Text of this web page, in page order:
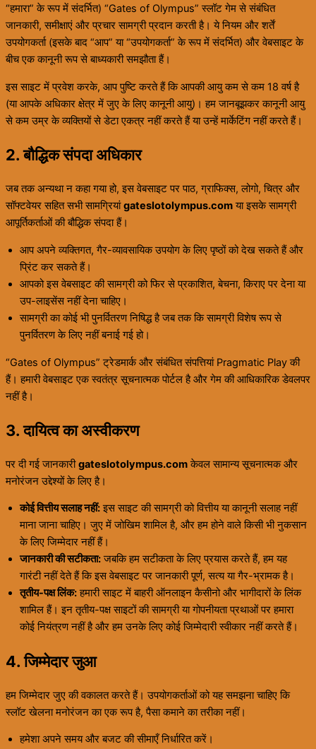
“हमारा” के रूप में संदर्भित) “Gates of Olympus” स्लॉट गेम से संबंधित
जानकारी, समीक्षाएं और प्रचार सामग्री प्रदान करती है। ये नियम और शर्तें
उपयोगकर्ता (इसके बाद “आप” या “उपयोगकर्ता” के रूप में संदर्भित) और वेबसाइट के
बीच एक कानूनी रूप से बाध्यकारी समझौता हैं।
इस साइट में प्रवेश करके, आप पुष्टि करते हैं कि आपकी आयु कम से कम 18 वर्ष है
(या आपके अधिकार क्षेत्र में जुए के लिए कानूनी आयु)। हम जानबूझकर कानूनी आयु
से कम उम्र के व्यक्तियों से डेटा एकत्र नहीं करते हैं या उन्हें मार्केटिंग नहीं करते हैं।
2. बौद्धिक संपदा अधिकार
जब तक अन्यथा न कहा गया हो, इस वेबसाइट पर पाठ, ग्राफिक्स, लोगो, चित्र और
सॉफ्टवेयर सहित सभी सामग्रियांgateslotolympus.comया इसके सामग्री
आपूर्तिकर्ताओं की बौद्धिक संपदा हैं।
आप अपने व्यक्तिगत, गैर-व्यावसायिक उपयोग के लिए पृष्ठों को देख सकते हैं और
प्रिंट कर सकते हैं।
आपको इस वेबसाइट की सामग्री को फिर से प्रकाशित, बेचना, किराए पर देना या
उप-लाइसेंस नहीं देना चाहिए।
सामग्री का कोई भी पुनर्वितरण निषिद्ध है जब तक कि सामग्री विशेष रूप से
पुनर्वितरण के लिए नहीं बनाई गई हो।
“Gates of Olympus” ट्रेडमार्क और संबंधित संपत्तियां Pragmatic Play की
हैं। हमारी वेबसाइट एक स्वतंत्र सूचनात्मक पोर्टल है और गेम की आधिकारिक डेवलपर
नहीं है।
3. दायित्व का अस्वीकरण
पर दी गई जानकारीgateslotolympus.comकेवल सामान्य सूचनात्मक और
मनोरंजन उद्देश्यों के लिए है।
कोई वित्तीय सलाह नहीं:इस साइट की सामग्री को वित्तीय या कानूनी सलाह नहीं
माना जाना चाहिए। जुए में जोखिम शामिल है, और हम होने वाले किसी भी नुकसान
के लिए जिम्मेदार नहीं हैं।
जानकारी की सटीकता:जबकि हम सटीकता के लिए प्रयास करते हैं, हम यह
गारंटी नहीं देते हैं कि इस वेबसाइट पर जानकारी पूर्ण, सत्य या गैर-भ्रामक है।
तृतीय-पक्ष लिंक:हमारी साइट में बाहरी ऑनलाइन कैसीनो और भागीदारों के लिंक
शामिल हैं। इन तृतीय-पक्ष साइटों की सामग्री या गोपनीयता प्रथाओं पर हमारा
कोई नियंत्रण नहीं है और हम उनके लिए कोई जिम्मेदारी स्वीकार नहीं करते हैं।
4. जिम्मेदार जुआ
हम जिम्मेदार जुए की वकालत करते हैं। उपयोगकर्ताओं को यह समझना चाहिए कि
स्लॉट खेलना मनोरंजन का एक रूप है, पैसा कमाने का तरीका नहीं।
हमेशा अपने समय और बजट की सीमाएँ निर्धारित करें।